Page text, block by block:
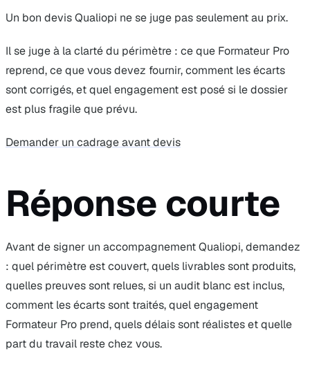
Un bon devis Qualiopi ne se juge pas seulement au prix.
Il se juge à la clarté du périmètre : ce que Formateur Pro
reprend, ce que vous devez fournir, comment les écarts
sont corrigés, et quel engagement est posé si le dossier
est plus fragile que prévu.
Demander un cadrage avant devis
Réponse courte
Avant de signer un accompagnement Qualiopi, demandez
: quel périmètre est couvert, quels livrables sont produits,
quelles preuves sont relues, si un audit blanc est inclus,
comment les écarts sont traités, quel engagement
Formateur Pro prend, quels délais sont réalistes et quelle
part du travail reste chez vous.